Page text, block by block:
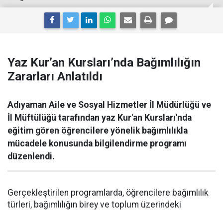
Yaz Kur’an Kursları’nda Bağımlılığın
Zararları Anlatıldı
Adıyaman Aile ve Sosyal Hizmetler İl Müdürlüğü ve
İl Müftülüğü tarafından yaz Kur'an Kursları'nda
eğitim gören öğrencilere yönelik bağımlılıkla
mücadele konusunda bilgilendirme programı
düzenlendi.
Gerçekleştirilen programlarda, öğrencilere bağımlılık
türleri, bağımlılığın birey ve toplum üzerindeki